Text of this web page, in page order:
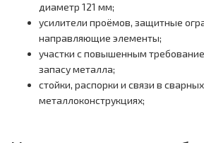
диаметр 121 мм;
усилители проёмов, защитные
направляющие элементы;
участки с повышенным
запасу металла;
стойки, распорки и связи в сварных
металлоконструкциях;